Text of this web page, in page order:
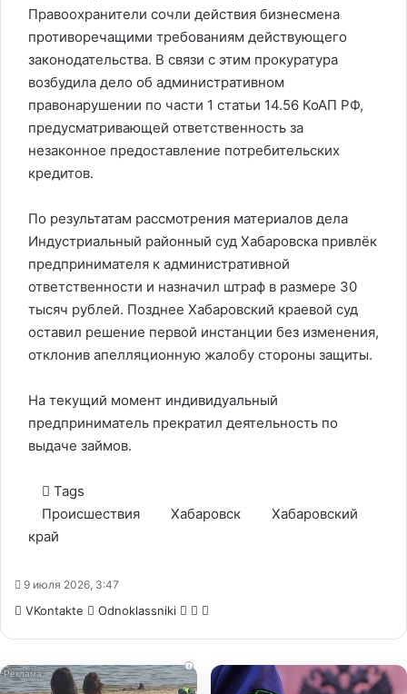
Правоохранители сочли действия бизнесмена
противоречащими требованиям действующего
законодательства. В связи с этим прокуратура
возбудила дело об административном
правонарушении по части 1 статьи 14.56 КоАП РФ,
предусматривающей ответственность за
незаконное предоставление потребительских
кредитов.
По результатам рассмотрения материалов дела
Индустриальный районный суд Хабаровска привлёк
предпринимателя к административной
ответственности и назначил штраф в размере 30
тысяч рублей. Позднее Хабаровский краевой суд
оставил решение первой инстанции без изменения,
отклонив апелляционную жалобу стороны защиты.
На текущий момент индивидуальный
предприниматель прекратил деятельность по
выдаче займов.
Tags
Происшествия
Хабаровск
Хабаровский
край
9 июля 2026, 3:47
VKontakte Odnoklassniki WhatsApp
Telegram
i